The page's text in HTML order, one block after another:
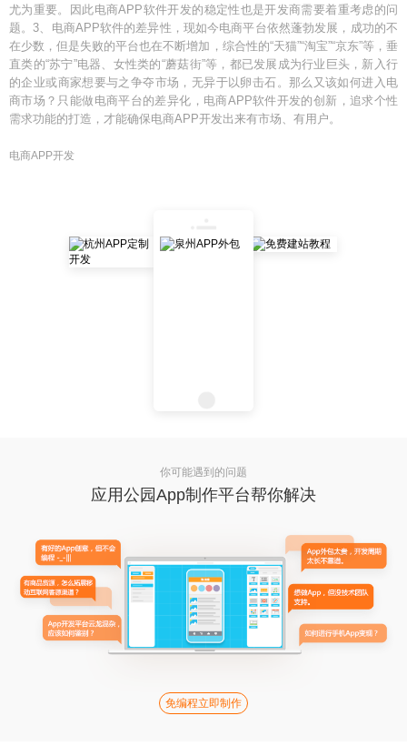
尤为重要。因此电商APP软件开发的稳定性也是开发商需要着重考虑的问
题。3、电商APP软件的差异性，现如今电商平台依然蓬勃发展，成功的不
在少数，但是失败的平台也在不断增加，综合性的“天猫”“淘宝”“京东”等，垂
直类的“苏宁”电器、女性类的“蘑菇街”等，都已发展成为行业巨头，新入行
的企业或商家想要与之争夺市场，无异于以卵击石。那么又该如何进入电
商市场？只能做电商平台的差异化，电商APP软件开发的创新，追求个性
需求功能的打造，才能确保电商APP开发出来有市场、有用户。
电商APP开发
你可能遇到的问题
应用公园App制作平台帮你解决
免编程立即制作